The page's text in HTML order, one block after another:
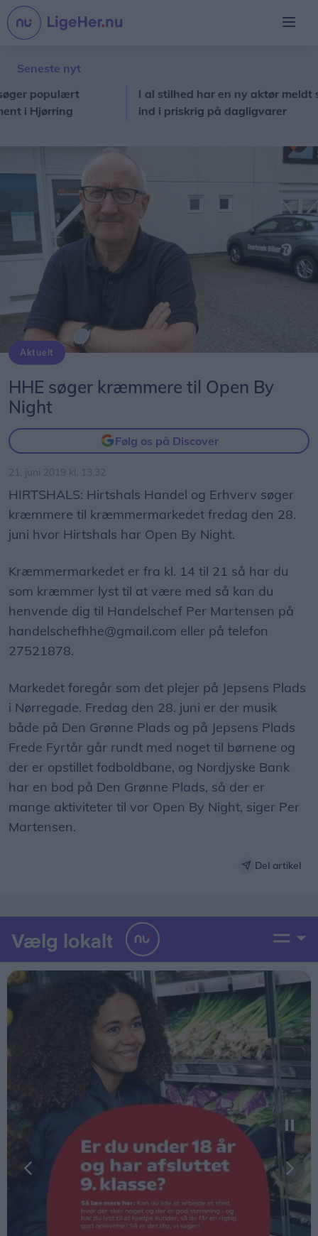
Seneste nyt
populært
I al stilhed har en ny aktør meldt sig
ind i priskrig på dagligvarer
Aktuelt
HHE søger kræmmere til Open By
Night
Følg os på Discover
21. juni 2019 kl. 13.32
HIRTSHALS: Hirtshals Handel og Erhverv søger
kræmmere til kræmmermarkedet fredag den 28.
juni hvor Hirtshals har Open By Night.
Kræmmermarkedet er fra kl. 14 til 21 så har du
som kræmmer lyst til at være med så kan du
henvende dig til Handelschef Per Martensen på
handelschefhhe@gmail.com eller på telefon
27521878.
Markedet foregår som det plejer på Jepsens Plads
i Nørregade. Fredag den 28. juni er der musik
både på Den Grønne Plads og på Jepsens Plads
Frede Fyrtår går rundt med noget til børnene og
der er opstillet fodboldbane, og Nordjyske Bank
har en bod på Den Grønne Plads, så der er
mange aktiviteter til vor Open By Night, siger Per
Martensen.
Del artikel